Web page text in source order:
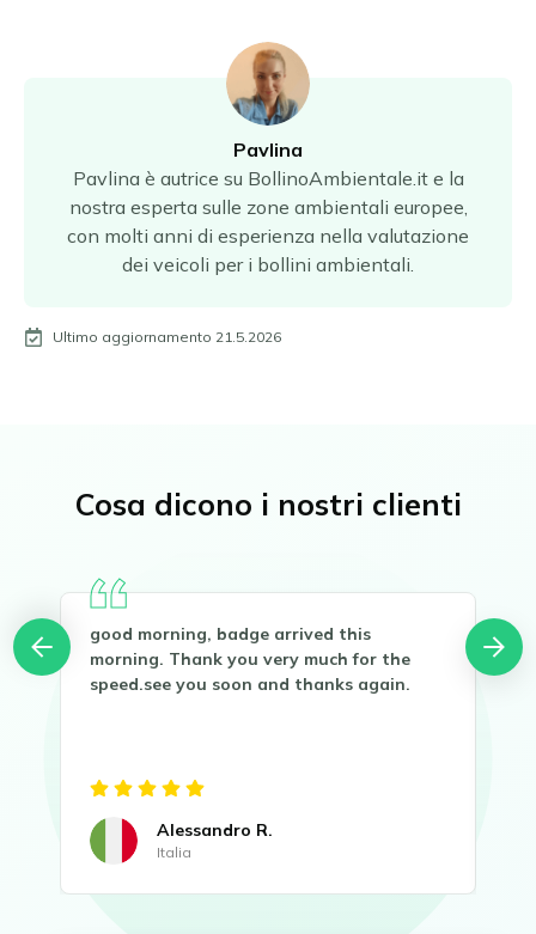
Pavlina
Pavlina è autrice su BollinoAmbientale.it e la
nostra esperta sulle zone ambientali europee,
con molti anni di esperienza nella valutazione
dei veicoli per i bollini ambientali.
Ultimo aggiornamento 21.5.2026
Cosa dicono i nostri clienti
good morning, badge arrived this
morning. Thank you very much for the
speed.see you soon and thanks again.
Alessandro R.
Italia